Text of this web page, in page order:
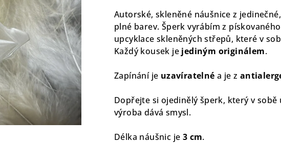
produktu
je
0,0
z
hvězdiček.
Autorské, skleněné náušnice z jedinečné,
plné barev. Šperk vyrábím z
upcyklace skleněných střepů, které v
Každý kousek je jediným originálem.
Zapínání je uzavíratelné a je z
Dopřejte si ojedinělý šperk, který v sobě
výroba dává smysl.
Délka náušnic je 3 cm.